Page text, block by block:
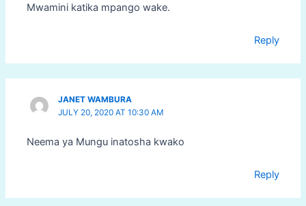
Mwamini katika mpango wake.
Reply
JANET WAMBURA
JULY 20, 2020 AT 10:30 AM
Neema ya Mungu inatosha kwako
Reply